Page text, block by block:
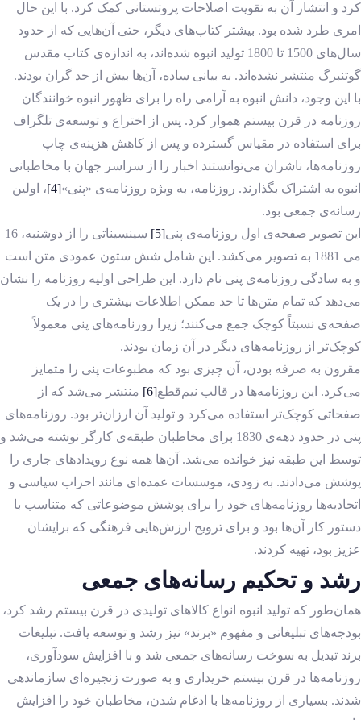
کرد و انتشار آن به تقویت اصلاحات پروتستانی کمک کرد. با این حال
امری طرد شده بود. بیشتر کتاب‌های دیگر، حتی آن‌هایی که از حدود
سال‌های 1500 تا 1800 تولید انبوه شده‌اند، به اندازه‌ی کتاب مقدس
گوتنبرگ منتشر نشده‌اند. به بیانی ساده، آن‌ها بیش از حد گران بودند.
با این وجود، دانش انبوه به آرامی راه را برای ظهور انبوه خوانندگان
روزنامه در قرن بیستم هموار کرد. پس از اختراع و توسعه‌ی تلگراف
برای استفاده در مقیاس گسترده و پس از کاهش هزینه‌ی چاپ
روزنامه‌ها، ناشران می‌توانستند اخبار را از سراسر جهان با مخاطبانی
انبوه به اشتراک بگذارند. روزنامه، به ویژه روزنامه‌ی «پنی»[4]
، اولین
رسانه‌ی جمعی بود.
این تصویر صفحه‌ی اول روزنامه‌ی پنی‌[5]
سینسیناتی را از دوشنبه، 16
می 1881 به تصویر می‌کشد. این شامل شش ستون عمودی متن است
و به سادگی روزنامه‌ی پنی نام دارد. این طراحی اولیه روزنامه را نشان
می‌دهد که تمام متن‌ها تا حد ممکن اطلاعات بیشتری را در یک
صفحه‌ی نسبتاً کوچک جمع می‌کنند؛ زیرا روزنامه‌های پنی معمولاً
کوچک‌تر از روزنامه‌های دیگر در آن زمان بودند.
مقرون به صرفه بودن، آن چیزی بود که مطبوعات پنی را متمایز
می‌کرد. این روزنامه‌ها در قالب نیم‌قطع[6]
منتشر می‌شد که از
صفحاتی کوچک‌تر استفاده می‌کرد و تولید آن ارزان‌تر بود. روزنامه‌های
پنی در حدود دهه‌ی 1830 برای مخاطبان طبقه‌ی کارگر نوشته می‌شد و
توسط این طبقه نیز خوانده می‌شد. آن‌ها همه نوع رویدادهای جاری را
پوشش می‌دادند. به زودی، موسسات عمده‌ای مانند احزاب سیاسی و
اتحادیه‌ها روزنامه‌های خود را برای پوشش موضوعاتی که متناسب با
دستور کار آن‌ها بود و برای ترویج ارزش‌هایی فرهنگی که برایشان
عزیز بود، تهیه کردند.
رشد و تحکیم رسانه‌های جمعی
همان‌طور که تولید انبوه انواع کالاهای تولیدی در قرن بیستم رشد کرد،
بودجه‌های تبلیغاتی و مفهوم «برند» نیز رشد و توسعه یافت. تبلیغات
برند تبدیل به سوخت رسانه‌های جمعی شد و با افزایش سودآوری،
روزنامه‌ها در قرن بیستم خریداری و به صورت زنجیره‌ای سازماندهی
شدند. بسیاری از روزنامه‌ها با ادغام شدن، مخاطبان خود را افزایش